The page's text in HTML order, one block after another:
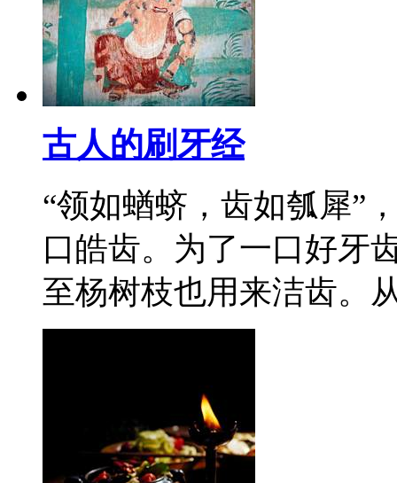
古人的刷牙经
“领如蝤蛴，齿如瓠犀”
口皓齿。为了一口好牙
至杨树枝也用来洁齿